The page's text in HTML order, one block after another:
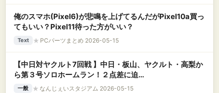
俺のスマホ(Pixel6)が悲鳴を上げてるんだがPixel10a買っ
てもいい？Pixel11待った方がいい？
Text ★ PCパーツまとめ 2026-05-15
【中日対ヤクルト7回戦 】中日・板山、ヤクルト・高梨か
ら第３号ソロホームラン！２点差に迫
る！！！！！！！！！！！！！！！
一般 ★ なんじぇいスタジアム 2026-05-15